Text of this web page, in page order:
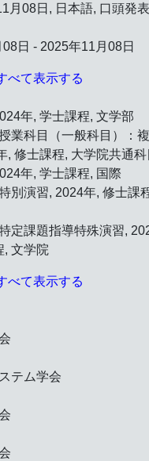
月08日 , 日本語, 口頭発表
日 - 2025年11月08日
べて表示する
年, 学士課程, 文学部
業科目（一般科目）：
, 修士課程, 大学院共通科
年, 学士課程, 国際
別演習, 2024年, 修士課
定課題指導特殊演習,
, 文学院
べて表示する
テム学会